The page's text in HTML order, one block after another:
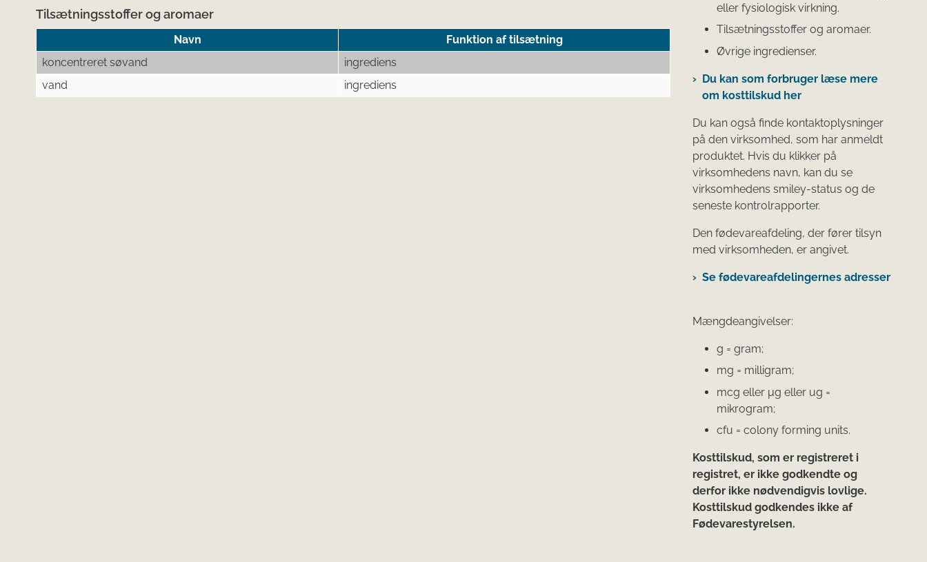
Tilsætningsstoffer og aromaer
Navn
Funktion af tilsætning
koncentreret søvand
ingrediens
vand
ingrediens
eller fysiologisk virkning.
Tilsætningsstoffer og aromaer.
Øvrige ingredienser.
Du kan som forbruger læse mere
om kosttilskud her
Du kan også finde kontaktoplysninger
på den virksomhed, som har anmeldt
produktet. Hvis du klikker på
virksomhedens navn, kan du se
virksomhedens smiley-status og de
seneste kontrolrapporter.
Den fødevareafdeling, der fører tilsyn
med virksomheden, er angivet.
Se fødevareafdelingernes adresser
Mængdeangivelser:
g = gram;
mg = milligram;
mcg eller μg eller ug =
mikrogram;
cfu = colony forming units.
Kosttilskud, som er registreret i
registret, er ikke godkendte og
derfor ikke nødvendigvis lovlige.
Kosttilskud godkendes ikke af
Fødevarestyrelsen.